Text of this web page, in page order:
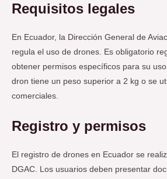
Requisitos legales
En Ecuador, la Dirección General de
regula el uso de drones. Es obligatorio
obtener permisos específicos para su
dron tiene un peso superior a 2 kg o se
comerciales.
Registro y permisos
El registro de drones en Ecuador se
DGAC. Los usuarios deben presentar